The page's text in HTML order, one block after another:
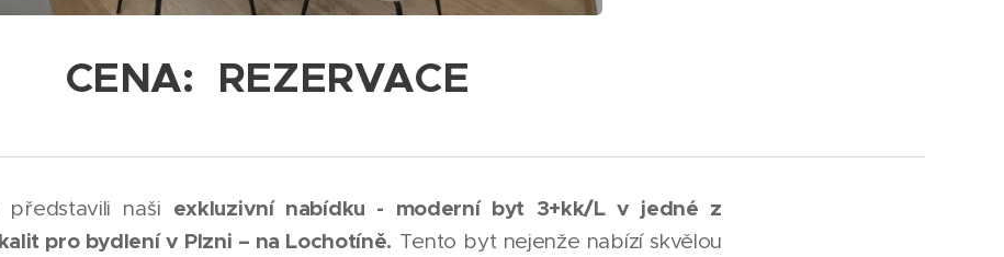
CENA: REZERVACE
naši exkluzivní nabídku - moderní byt 3+kk/L v jedné z
pro bydlení v Plzni – na Lochotíně. Tento byt nejenže nabízí skvělou